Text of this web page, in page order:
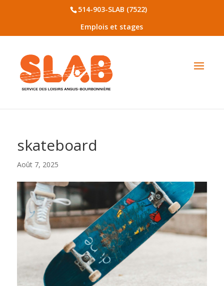
514-903-SLAB (7522)
Emplois et stages
skateboard
Août 7, 2025